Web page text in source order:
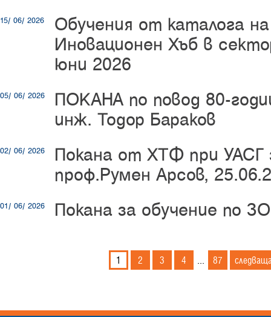
15/ 06/ 2026
Обучения от каталога
Иновационен Хъб в
юни 2026
05/ 06/ 2026
ПОКАНА по повод 80-
инж. Тодор Бараков
02/ 06/ 2026
Покана от ХТФ при УАСГ
проф.Румен Арсов,
01/ 06/ 2026 Покана за обучение по
1 2 3 4 ... 87